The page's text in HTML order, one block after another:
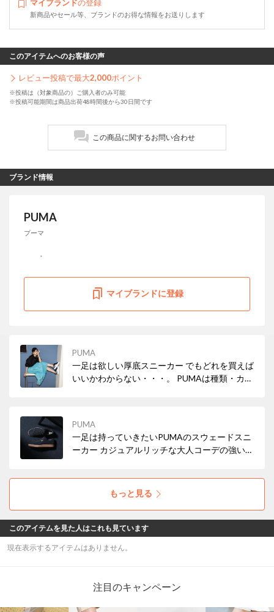
マイブランドの登録
新商品やセール等、ブランドのお得な情報をお送りします
このアイテムへのお客様の声
レビュー投稿で最大2,000ポイント
※投稿は（対象商品の）ご購入者のみ可能
※投稿可能期間は商品出荷48時間後から30日間です
この商品に関するお問い合わせ
ブランド情報
PUMA
プーマ
マイブランドに登録
PUMA
一足は欲しい厚底スニーカー でもどれを買えば
いいかわからない・・・。 PUMAは種類・カラ
PUMA
一足は持っていきたいPUMAのスウェードスニ
ーカー カジュアルリッチな大人コーデの強い味
もっと見る
このアイテムを見た人はこれも見ています
現在表示するアイテムはありません。
注目のキャンペーン